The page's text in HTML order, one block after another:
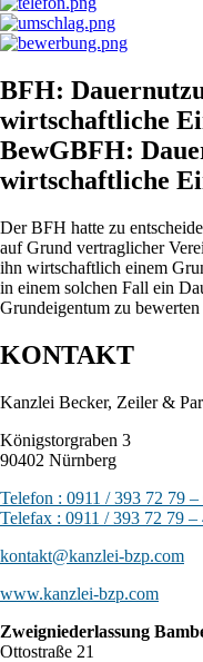
BFH:
wirtschaftliche
BewGBFH:
wirtschaftliche
Der BFH hatte zu
auf Grund vertraglicher
ihn wirtschaftlich einem
in einem solchen Fall ein
Grundeigentum zu
KONTAKT
Kanzlei Becker, Zeiler &
Königstorgraben 3
90402 Nürnberg
Telefon : 0911 / 393 72 79 –
Telefax : 0911 / 393 72 79 –
kontakt@kanzlei-bzp.com
www.kanzlei-bzp.com
Zweigniederlassung
Ottostraße 21